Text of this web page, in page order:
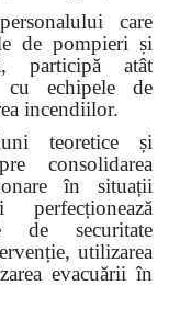
care
de pompieri și
participă atât
cu echipele de
incendiilor.
teoretice și
consolidarea
în situații
de securitate
utilizarea
evacuării în